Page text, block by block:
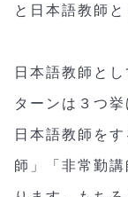
と日本語教師
日本語教師と
ターンは３つ挙
日本語教師を
師」「非常勤